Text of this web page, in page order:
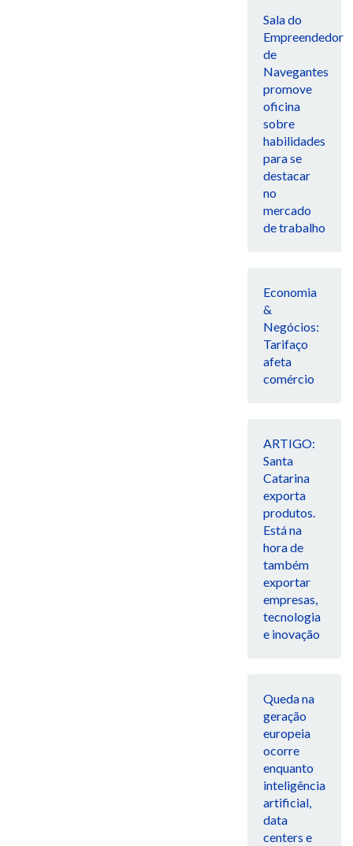
Sala do
Empreendedor
de
Navegantes
promove
oficina
sobre
habilidades
para se
destacar
no
mercado
de trabalho
Economia
&
Negócios:
Tarifaço
afeta
comércio
ARTIGO:
Santa
Catarina
exporta
produtos.
Está na
hora de
também
exportar
empresas,
tecnologia
e inovação
Queda na
geração
europeia
ocorre
enquanto
inteligência
artificial,
data
centers e